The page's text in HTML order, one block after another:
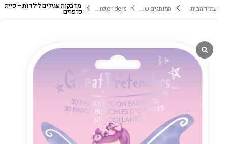
עמוד הבית המותגים שלנו Great Pretenders מדבקות עגילים לילדות – פיית
פרפרים